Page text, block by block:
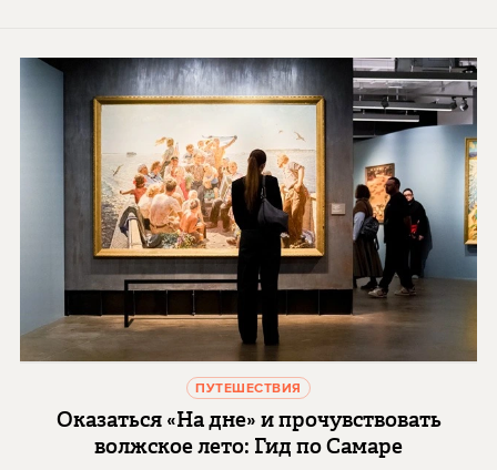
ПУТЕШЕСТВИЯ
Оказаться «На дне» и прочувствовать
волжское лето: Гид по Самаре